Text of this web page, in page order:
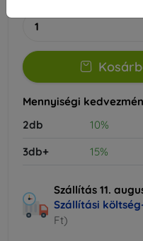
Mennyiségi
2db
10%
3db+
15%
Szállítás 11.
Szállítási
Ft)